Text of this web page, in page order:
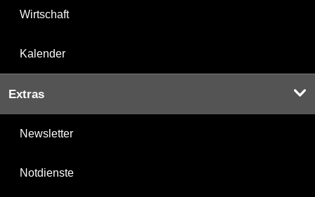
Wirtschaft
Kalender
Extras
Newsletter
Notdienste